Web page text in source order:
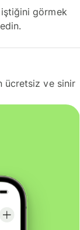
görmek
ücretsiz ve sinir